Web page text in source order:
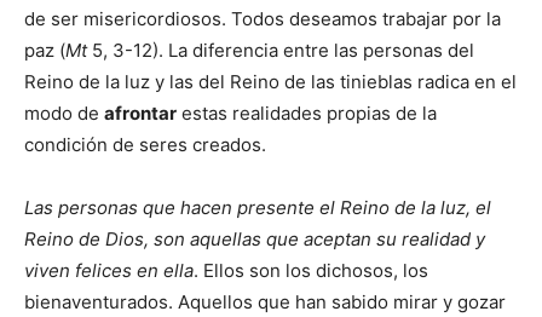
de ser misericordiosos. Todos deseamos trabajar por la
paz (Mt5, 3-12). La diferencia entre las personas del
Reino de la luz y las del Reino de las tinieblas radica en el
modo de afrontar estas realidades propias de la
condición de seres creados.
Las personas que hacen presente el Reino de la luz, el
Reino de Dios, son aquellas que aceptan su realidad y
viven felices en ella. Ellos son los dichosos, los
bienaventurados. Aquellos que han sabido mirar y gozar